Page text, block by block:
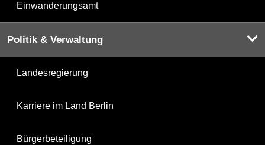
Einwanderungsamt
Politik & Verwaltung
Landesregierung
Karriere im Land Berlin
Bürgerbeteiligung